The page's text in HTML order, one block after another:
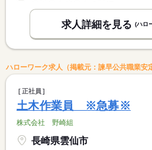
求人詳細を見る (ハロ
ハローワーク求人（掲載元：諫早公共職業安
正社員
土木作業員 ※急募※
株式会社 野崎組
長崎県雲仙市